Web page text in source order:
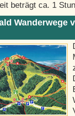
beträgt ca. 1
Wanderwege